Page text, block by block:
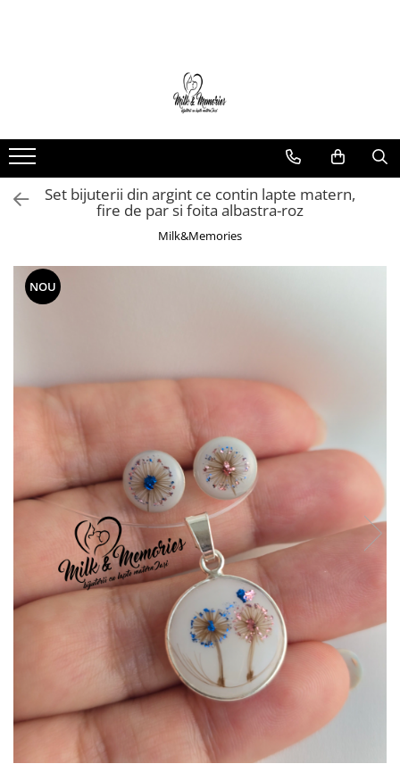
Brățări argint
Brățări șnur
Charm-uri
Cercei argint
Inele
Pandantive aur
Pandantive argint
Seturi bijuterii
Seturi din argint
Seturi din aur
Set bijuterii din argint ce contin lapte matern,
fire de par si foita albastra-roz
Milk&Memories
NOU